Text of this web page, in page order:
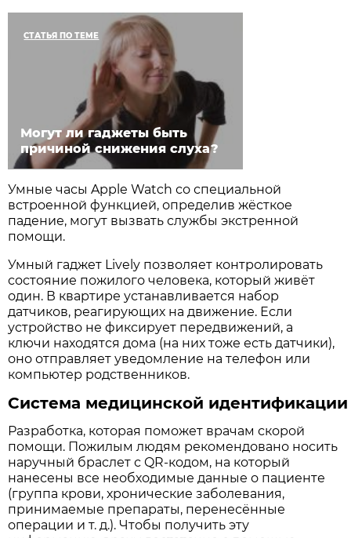
СТАТЬЯ ПО ТЕМЕ
Могут ли гаджеты быть
причиной снижения слуха?
Умные часы Apple Watch со специальной
встроенной функцией, определив жёсткое
падение, могут вызвать службы экстренной
помощи.
Умный гаджет Lively позволяет контролировать
состояние пожилого человека, который живёт
один. В квартире устанавливается набор
датчиков, реагирующих на движение. Если
устройство не фиксирует передвижений, а
ключи находятся дома (на них тоже есть датчики),
оно отправляет уведомление на телефон или
компьютер родственников.
Система медицинской идентификации
Разработка, которая поможет врачам скорой
помощи. Пожилым людям рекомендовано носить
наручный браслет с QR-кодом, на который
нанесены все необходимые данные о пациенте
(группа крови, хронические заболевания,
принимаемые препараты, перенесённые
операции и т. д.). Чтобы получить эту